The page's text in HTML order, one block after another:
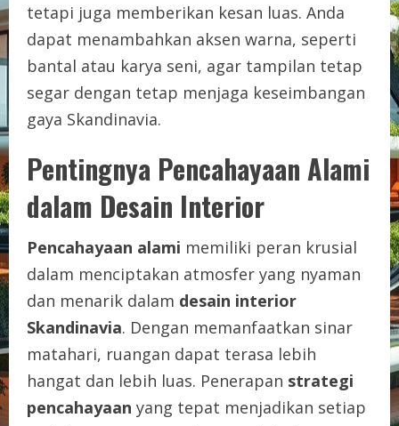
tetapi juga memberikan kesan luas. Anda
dapat menambahkan aksen warna, seperti
bantal atau karya seni, agar tampilan tetap
segar dengan tetap menjaga keseimbangan
gaya Skandinavia.
Pentingnya Pencahayaan Alami
dalam Desain Interior
Pencahayaan alami memiliki peran krusial
dalam menciptakan atmosfer yang nyaman
dan menarik dalam desain interior
Skandinavia. Dengan memanfaatkan sinar
matahari, ruangan dapat terasa lebih
hangat dan lebih luas. Penerapan strategi
pencahayaan yang tepat menjadikan setiap